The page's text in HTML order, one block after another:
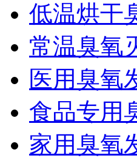
低温烘干
常温臭氧
医用臭氧
食品专用
家用臭氧